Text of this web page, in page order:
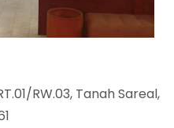
RW.03, Tanah Sareal,